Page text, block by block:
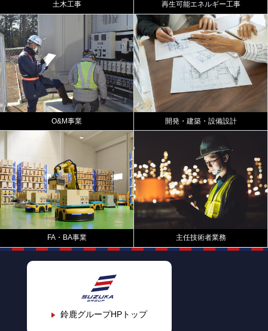
土木工事 再生可能エネルギー工事
O&M事業 開発・建築・設備設計
FA・BA事業 主任技術者業務
鈴鹿グループHPトップ